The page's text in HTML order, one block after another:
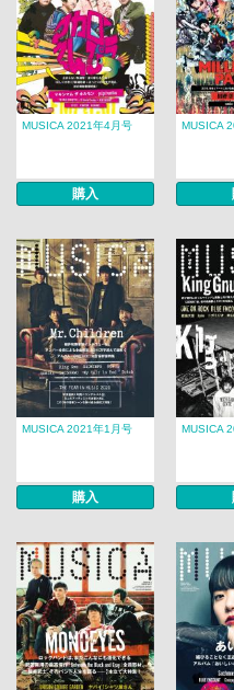
MUSICA 2021年4月号
購入
MUSICA
MUSICA 2021年1月号
購入
MUSICA